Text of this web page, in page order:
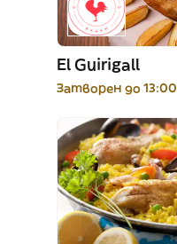
El Guirigall
Затворен до 13:00